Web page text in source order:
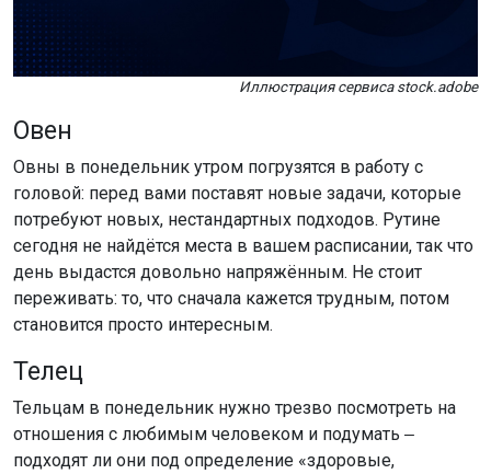
Иллюстрация сервиса stock.adobe
Овен
Овны в понедельник утром погрузятся в работу с
головой: перед вами поставят новые задачи, которые
потребуют новых, нестандартных подходов. Рутине
сегодня не найдётся места в вашем расписании, так что
день выдастся довольно напряжённым. Не стоит
переживать: то, что сначала кажется трудным, потом
становится просто интересным.
Телец
Тельцам в понедельник нужно трезво посмотреть на
отношения с любимым человеком и подумать ‒
подходят ли они под определение «здоровые,